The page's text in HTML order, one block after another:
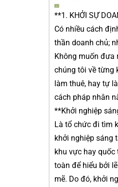
**1. KHỞI SỰ
Có nhiều cách
thần doanh chủ;
Không muốn đưa
chúng tôi về từng
làm thuê, hay tự
cách pháp nhân
**Khởi nghiệp
Là tổ chức đi tìm
khởi nghiệp sáng
khu vực hay
toàn để hiểu bởi
mẽ. Do đó, khởi